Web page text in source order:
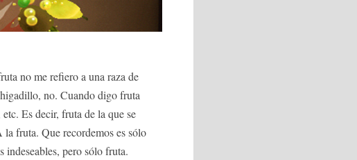
no me refiero a una raza de
no. Cuando digo fruta
Es decir, fruta de la que se
fruta. Que recordemos es sólo
indeseables, pero sólo fruta.